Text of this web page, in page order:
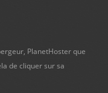
PlanetHoster que
de cliquer sur sa